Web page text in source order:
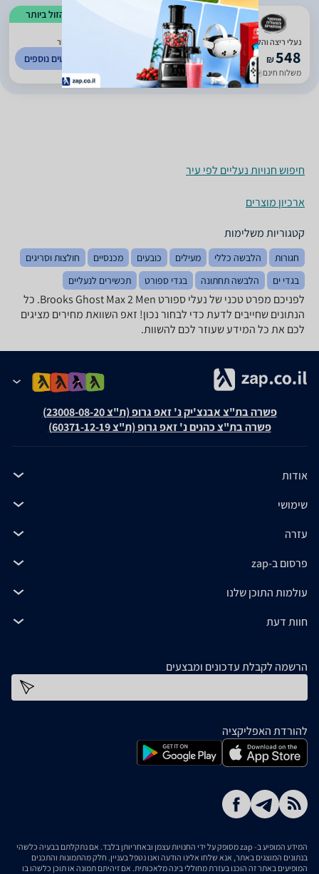
הזול ביותר
1
(
8
)
נעלי ריצה והליכה רחבות לגברים ברוקס BROOKS GHOST MAX 2 בצבע שחור
₪548
משלוח חינם עד 5 ימי עסקים
לפרטים נוספים
חיפוש חנויות נעליים לפי עיר
ארכיון מוצרים
קטגוריות משלימות
חגורות הלבשה כללי מעילים כובעים מכנסיים
חולצות וסריגים
בגדי ים
הלבשה תחתונה בגדי ספורט תכשירים לנעליים
לפניכם מפרט טכני של ‏נעלי ספורט Brooks Ghost Max 2 Men. כל
הנתונים שחייבים לדעת כדי לבחור נכון! זאפ השוואת מחירים מציגים
לכם את כל המידע שעוזר לכם להשוות.
פשרה בת"צ אבנצ'יק נ' זאפ גרופ (ת"צ 23008-08-20)
פשרה בת"צ כהנים נ' זאפ גרופ (ת"צ 60371-12-19)
אודות
שימושי
עזרה
פרסום ב-zap
עולמות התוכן שלנו
חוות דעת
הרשמה לקבלת עדכונים ומבצעים
להורדת האפליקציה
המידע המופיע ב- zap מסופק על ידי החנויות עצמן ובאחריותן בלבד. אם נתקלתם בבעיה כלשהי
בנתונים המוצגים באתר, אנא שלחו אלינו הודעה ואנו נטפל בעניין. חלק מהתמונות והתכנים
המופיעים באתר זה הוכנו בעזרת מחוללי בינה מלאכותית. אם זיהיתם תמונה או תוכן כלשהו בו